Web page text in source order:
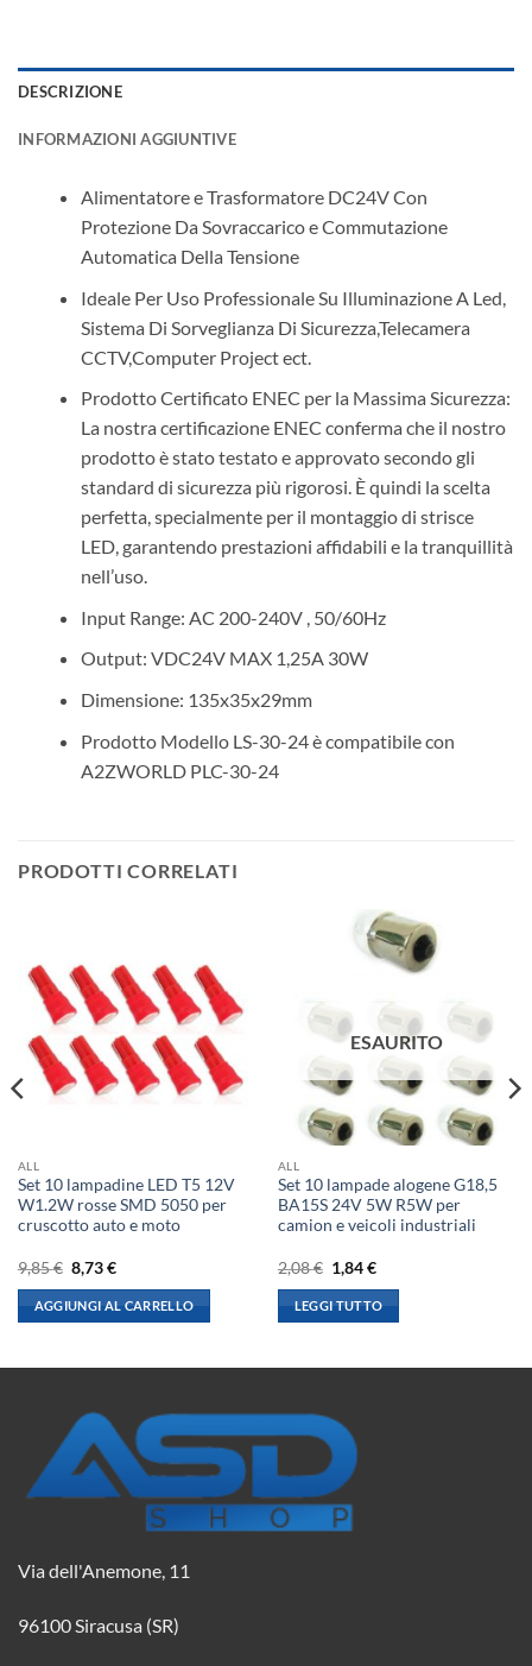
DESCRIZIONE
INFORMAZIONI AGGIUNTIVE
Alimentatore e Trasformatore DC24V Con
Protezione Da Sovraccarico e Commutazione
Automatica Della Tensione
Ideale Per Uso Professionale Su Illuminazione A Led,
Sistema Di Sorveglianza Di Sicurezza,Telecamera
CCTV,Computer Project ect.
Prodotto Certificato ENEC per la Massima Sicurezza:
La nostra certificazione ENEC conferma che il nostro
prodotto è stato testato e approvato secondo gli
standard di sicurezza più rigorosi. È quindi la scelta
perfetta, specialmente per il montaggio di strisce
LED, garantendo prestazioni affidabili e la tranquillità
nell’uso.
Input Range: AC 200-240V , 50/60Hz
Output: VDC24V MAX 1,25A 30W
Dimensione: 135x35x29mm
Prodotto Modello LS-30-24 è compatibile con
A2ZWORLD PLC-30-24
PRODOTTI CORRELATI
ALL
Set 10 lampadine LED T5 12V
W1.2W rosse SMD 5050 per
cruscotto auto e moto
9,85€ Il
prezzo
originale
era:
9,85 €.
8,73€Il
attuale
è:
8,73 €.
AGGIUNGI AL CARRELLO
ESAURITO
ALL
Set 10 lampade alogene G18,5
BA15S 24V 5W R5W per
camion e veicoli industriali
2,08€ Il
prezzo
originale
era:
2,08 €.
1,84€Il
attuale
è:
1,84 €.
LEGGI TUTTO
Via dell'Anemone, 11
96100 Siracusa (SR)